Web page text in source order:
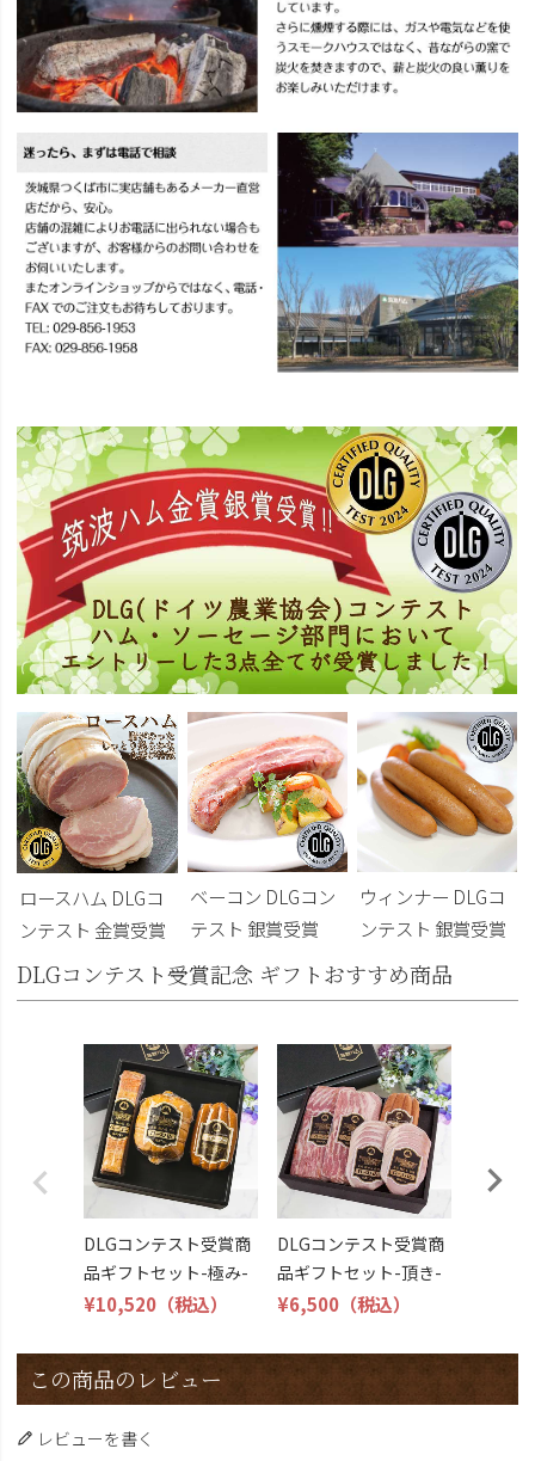
ロースハム DLGコ
ンテスト 金賞受賞
ベーコン DLGコン
テスト 銀賞受賞
ウィンナー DLGコ
ンテスト 銀賞受賞
DLGコンテスト受賞記念 ギフトおすすめ商品
DLGコンテスト受賞商
品ギフトセット-極み-
¥10,520 （税込）
DLGコンテスト受賞商
品ギフトセット-頂き-
¥6,500 （税込）
この商品のレビュー
レビューを書く